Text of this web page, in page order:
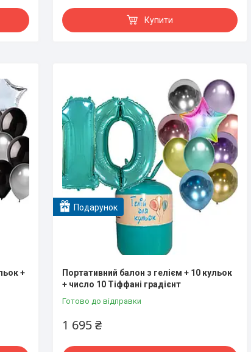
Купити
+
Подарунок
Портативний балон з гелієм + 10 кульок
+ число 10 Тіффані градієнт
Готово до відправки
1 695 ₴